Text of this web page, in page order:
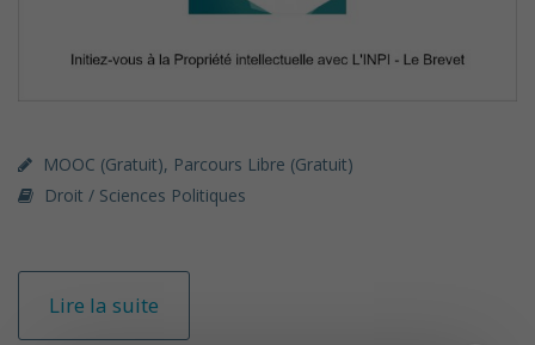
MOOC (gratuit), Parcours Libre (gratuit)
Droit / Sciences Politiques
Lire la suite